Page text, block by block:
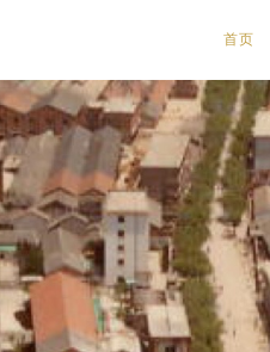
首页